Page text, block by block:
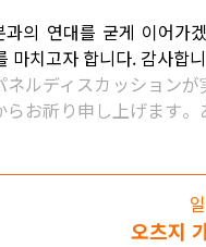
과의 연대를 굳게 이어가
마치고자 합니다. 감사합
ネルディスカッションが
らお祈り申し上げます
오츠지